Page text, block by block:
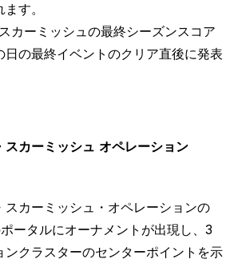
す。
カーミッシュの最終シーズンスコア
日の最終イベントのクリア直後に発表
スカーミッシュ オペレーション
スカーミッシュ・オペレーションの
ータルにオーナメントが出現し、3
ンクラスターのセンターポイントを示